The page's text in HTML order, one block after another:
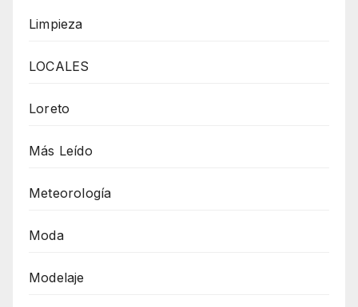
Limpieza
LOCALES
Loreto
Más Leído
Meteorología
Moda
Modelaje